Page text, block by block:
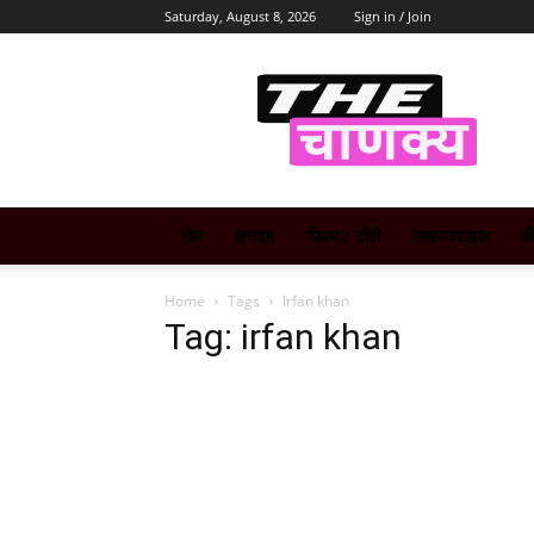
Saturday, August 8, 2026 Sign in / Join
Chanakya
होम क्राइम फिल्म / टीवी लाइफस्टाइल
Home Tags Irfan khan
Tag: irfan khan